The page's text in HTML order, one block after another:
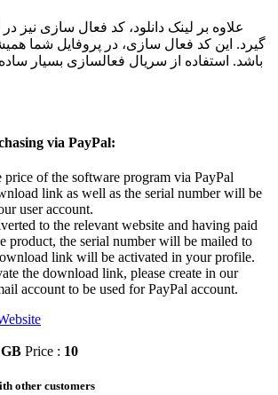
علاوه بر لینک دانلود، کد فعال سازی نیز
گیرد. این کد فعال سازی، در پروفایل شما
باشد. استفاده از سریال فعالسازی بسیار
via PayPal:
of the software program via PayPal
link as well as the serial number will be
user account.
to the relevant website and having paid
product, the serial number will be mailed to
link will be activated in your profile.
the download link, please create in our
account to be used for PayPal account.
Price : 10
other customers